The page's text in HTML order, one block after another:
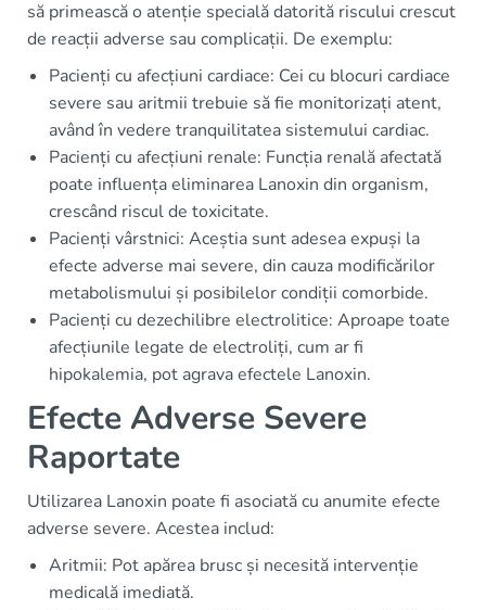
să primească o atenție specială datorită riscului crescut
de reacții adverse sau complicații. De exemplu:
Pacienți cu afecțiuni cardiace: Cei cu blocuri cardiace
severe sau aritmii trebuie să fie monitorizați atent,
având în vedere tranquilitatea sistemului cardiac.
Pacienți cu afecțiuni renale: Funcția renală afectată
poate influența eliminarea Lanoxin din organism,
crescând riscul de toxicitate.
Pacienți vârstnici: Aceștia sunt adesea expuși la
efecte adverse mai severe, din cauza modificărilor
metabolismului și posibilelor condiții comorbide.
Pacienți cu dezechilibre electrolitice: Aproape toate
afecțiunile legate de electroliți, cum ar fi
hipokalemia, pot agrava efectele Lanoxin.
Efecte Adverse Severe
Raportate
Utilizarea Lanoxin poate fi asociată cu anumite efecte
adverse severe. Acestea includ:
Aritmii: Pot apărea brusc și necesită intervenție
medicală imediată.